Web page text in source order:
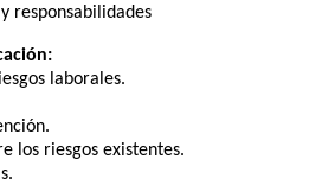
responsabilidades
laborales.
los riesgos existentes.